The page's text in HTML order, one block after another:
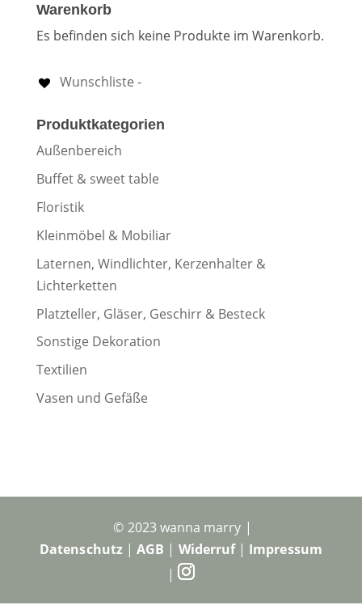
Warenkorb
Es befinden sich keine Produkte im Warenkorb.
Wunschliste -
Produktkategorien
Außenbereich
Buffet & sweet table
Floristik
Kleinmöbel & Mobiliar
Laternen, Windlichter, Kerzenhalter &
Lichterketten
Platzteller, Gläser, Geschirr & Besteck
Sonstige Dekoration
Textilien
Vasen und Gefäße
© 2023 wanna marry |
Datenschutz|AGB | Widerruf| Impressum
|